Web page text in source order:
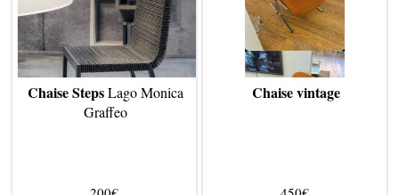
Chaise StepsLago Monica
Graffeo
Chaise vintage